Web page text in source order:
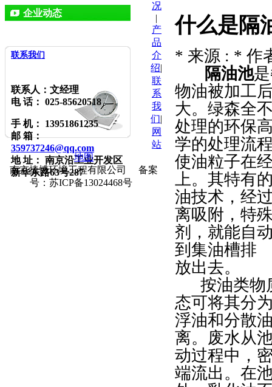
企业动态
联系我们
联系人：文经理
电 话： 025-85620518
手 机： 13951861235
邮 箱：
359737246@qq.com
地 址： 南京沿工业开发区
新华东路63号287
什么是隔
* 来源 : * 作
隔油池
物油被加工
大。绿森全
处理的环保
学的处理流
使油粒子在
上。其特有
油技术，经
离吸附，特
剂，就能自
到集油槽排
放出去。
按油类物
态可将其分
浮油和分散
离。废水从
动过程中，
端流出。在
况
|
产
品
介
绍|
联
系
我
们|
网
站
地图
南京捷博环境工程有限公司 备案
号：苏ICP备13024468号